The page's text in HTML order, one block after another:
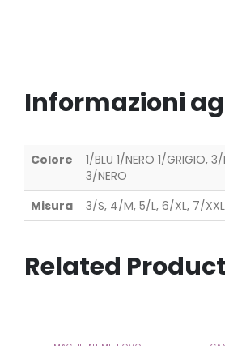
Informazioni
Colore
1/BLU 1/NERO 1/GRIGIO,
3/NERO
Misura
3/S, 4/M, 5/L, 6/XL, 7/XXL
Related